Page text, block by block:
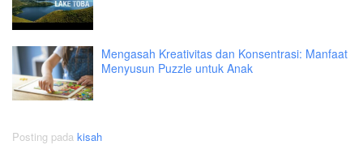
Mengasah Kreativitas dan Konsentrasi: Manfaat
Menyusun Puzzle untuk Anak
Posting pada kisah